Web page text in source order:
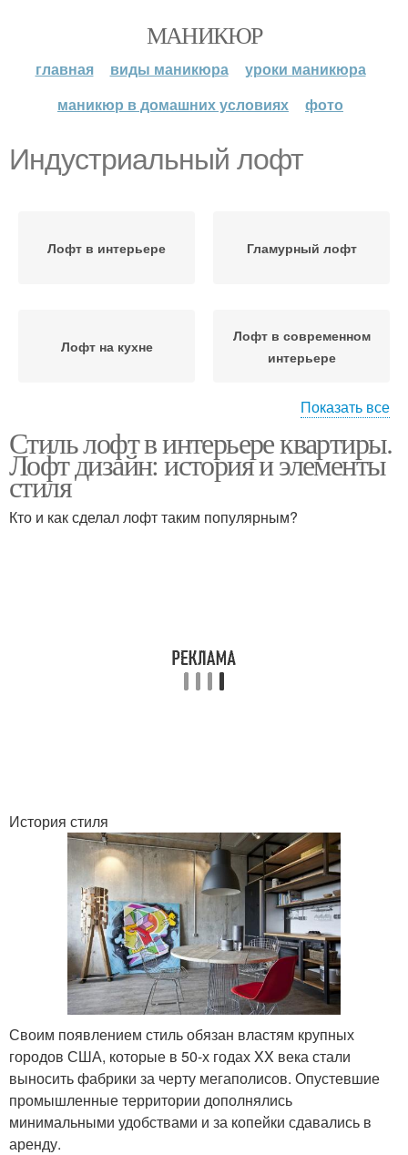
МАНИКЮР
главная виды маникюра
уроки маникюра
маникюр в домашних условиях
фото
Индустриальный лофт
Лофт в интерьере Гламурный лофт
Лофт на кухне
Лофт в современном
интерьере
Лофт на примерах Лофт в квартире
Показать все
Стиль лофт в интерьере квартиры.
Лофт дизайн: история и элементы
стиля
Кто и как сделал лофт таким популярным?
История стиля
Своим появлением стиль обязан властям крупных
городов США, которые в 50-х годах XX века стали
выносить фабрики за черту мегаполисов. Опустевшие
промышленные территории дополнялись
минимальными удобствами и за копейки сдавались в
аренду.